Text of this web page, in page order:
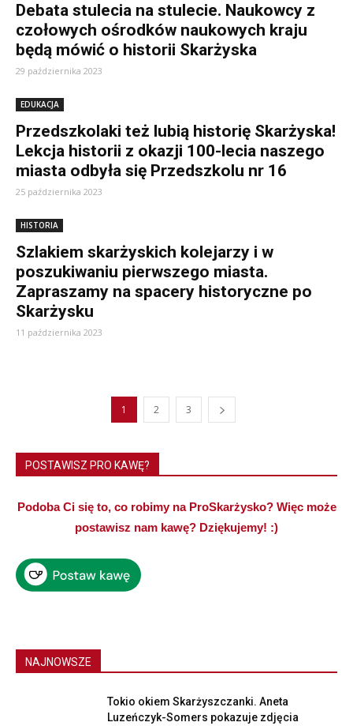
Debata stulecia na stulecie. Naukowcy z
czołowych ośrodków naukowych kraju
będą mówić o historii Skarżyska
29 października 2023
EDUKACJA
Przedszkolaki też lubią historię Skarżyska!
Lekcja historii z okazji 100-lecia naszego
miasta odbyła się Przedszkolu nr 16
25 października 2023
HISTORIA
Szlakiem skarżyskich kolejarzy i w
poszukiwaniu pierwszego miasta.
Zapraszamy na spacery historyczne po
Skarżysku
11 października 2023
1 2 3
POSTAWISZ PRO KAWĘ?
Podoba Ci się to, co robimy na ProSkarżysko? Więc może
postawisz nam kawę? Dziękujemy! :)
NAJNOWSZE
Tokio okiem Skarżyszczanki. Aneta
Luzeńczyk-Somers pokazuje zdjęcia